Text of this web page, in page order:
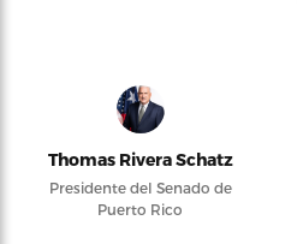
Thomas Rivera Schatz
Presidente del Senado de
Puerto Rico